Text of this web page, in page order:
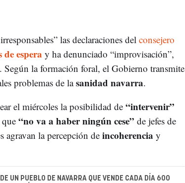
las declaraciones del consejero
de espera y ha denunciado “improvisación”,
Según la formación foral, el Gobierno transmite
problemas de lasanidad navarra.
el miércoles la posibilidad de “intervenir”
“no va a haber ningún cese” de jefes de
agravan la percepción de incoherencia y
UN PUEBLO DE NAVARRA QUE VENDE CADA DÍA 600